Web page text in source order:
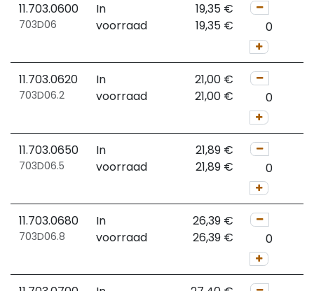
11.703.0600
703D06
In
voorraad
19,35 €
19,35 €
11.703.0620
703D06.2
In
voorraad
21,00 €
21,00 €
11.703.0650
703D06.5
In
voorraad
21,89 €
21,89 €
11.703.0680
703D06.8
In
voorraad
26,39 €
26,39 €